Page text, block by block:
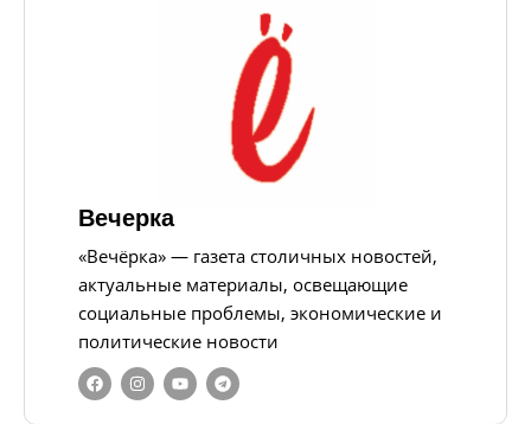
Вечерка
«Вечёрка» — газета столичных новостей,
актуальные материалы, освещающие
социальные проблемы, экономические и
политические новости